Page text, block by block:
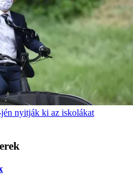
nyitják ki az iskolákat